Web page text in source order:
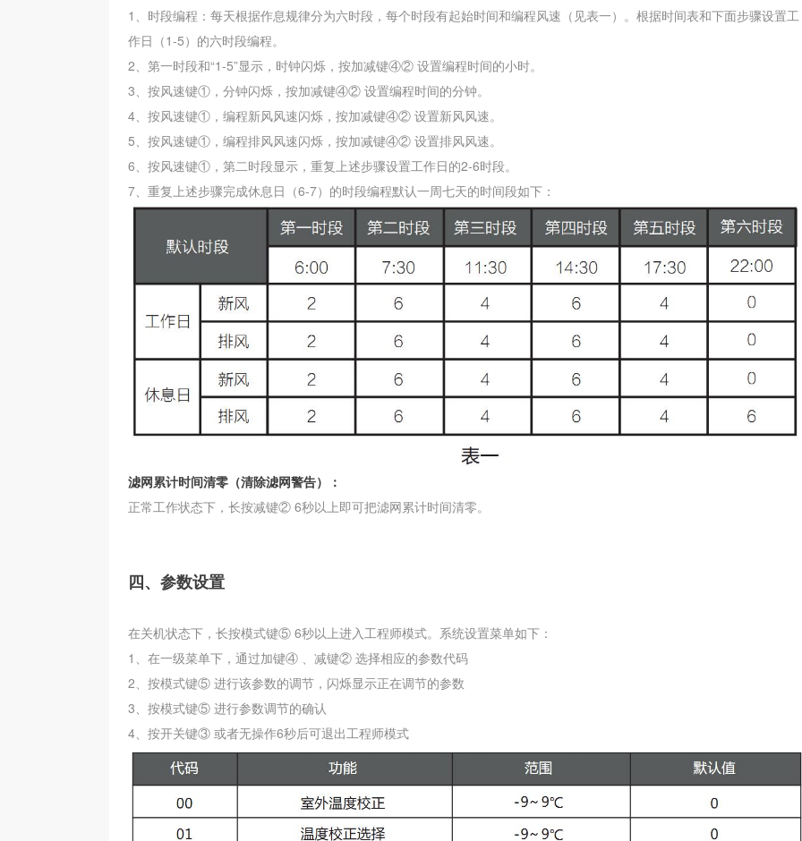
1、时段编程：每天根据作息规律分为六时段，每个时段有起始时间和编程风速（见表一）。根据时间表和下面步骤设置工
作日（1-5）的六时段编程。
2、第一时段和“1-5”显示，时钟闪烁，按加减键④② 设置编程时间的小时。
3、按风速键①，分钟闪烁，按加减键④② 设置编程时间的分钟。
4、按风速键① ，编程新风风速闪烁，按加减键④② 设置新风风速。
5、按风速键① ，编程排风风速闪烁，按加减键④② 设置排风风速。
6、按风速键① ，第二时段显示，重复上述步骤设置工作日的2-6时段。
7、重复上述步骤完成休息日（6-7）的时段编程默认一周七天的时间段如下：
滤网累计时间清零（清除滤网警告）：
正常工作状态下，长按减键② 6秒以上即可把滤网累计时间清零。
四、参数设置
在关机状态下，长按模式键⑤ 6秒以上进入工程师模式。系统设置菜单如下：
1、在一级菜单下，通过加键④ 、减键② 选择相应的参数代码
2、按模式键⑤ 进行该参数的调节，闪烁显示正在调节的参数
3、按模式键⑤ 进行参数调节的确认
4、按开关键③ 或者无操作6秒后可退出工程师模式